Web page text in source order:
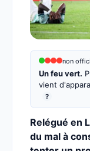
non
Un feu vert.
vient
?
Relégué en
du mal à